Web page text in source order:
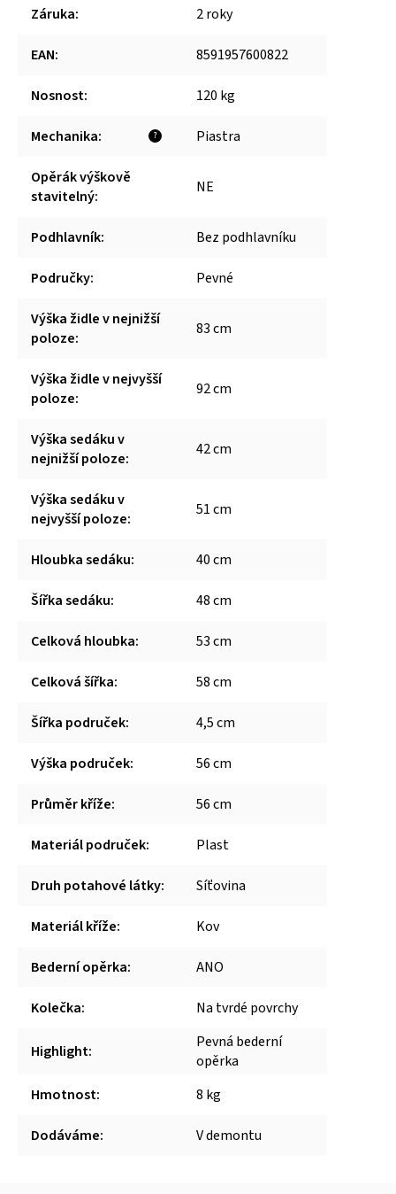
Záruka: 2 roky
EAN: 8591957600822
Nosnost: 120 kg
?
Mechanika: Piastra
Opěrák výškově
stavitelný: NE
Podhlavník: Bez podhlavníku
Područky: Pevné
Výška židle v nejnižší
poloze: 83 cm
Výška židle v nejvyšší
poloze: 92 cm
Výška sedáku v
nejnižší poloze: 42 cm
Výška sedáku v
nejvyšší poloze: 51 cm
Hloubka sedáku: 40 cm
Šířka sedáku: 48 cm
Celková hloubka: 53 cm
Celková šířka: 58 cm
Šířka područek: 4,5 cm
Výška područek: 56 cm
Průměr kříže: 56 cm
Materiál područek: Plast
Druh potahové látky: Síťovina
Materiál kříže: Kov
Bederní opěrka: ANO
Kolečka: Na tvrdé povrchy
Highlight:
Pevná bederní
opěrka
Hmotnost: 8 kg
Dodáváme: V demontu